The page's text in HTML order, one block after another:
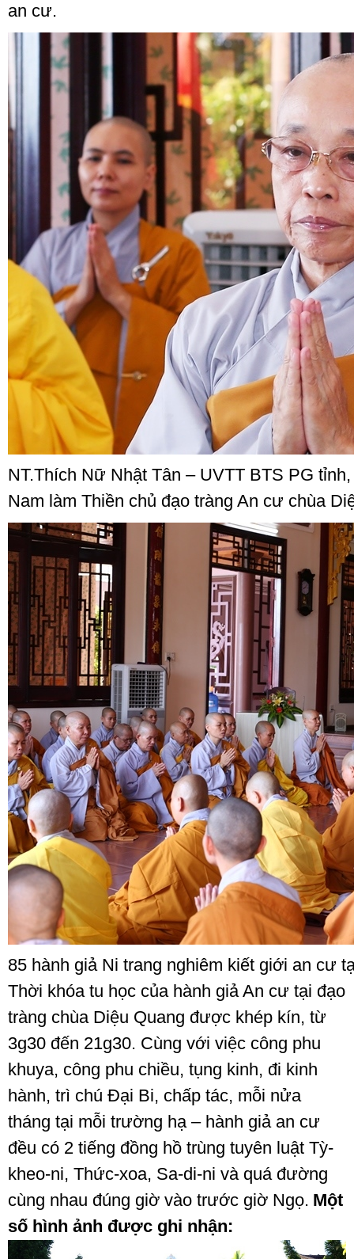
an cư.
NT.Thích Nữ Nhật Tân – UVTT BTS PG
Nam làm Thiền chủ đạo tràng An cư chùa
85 hành giả Ni trang nghiêm kiết giới an cư
Thời khóa tu học của hành giả An cư tại đạo
tràng chùa Diệu Quang được khép kín, từ
3g30 đến 21g30. Cùng với việc công phu
khuya, công phu chiều, tụng kinh, đi kinh
hành, trì chú Đại Bi, chấp tác, mỗi nửa
tháng tại mỗi trường hạ – hành giả an cư
đều có 2 tiếng đồng hồ trùng tuyên luật Tỳ-
kheo-ni, Thức-xoa, Sa-di-ni và quá đường
cùng nhau đúng giờ vào trước giờ Ngọ. Một
số hình ảnh được ghi nhận: